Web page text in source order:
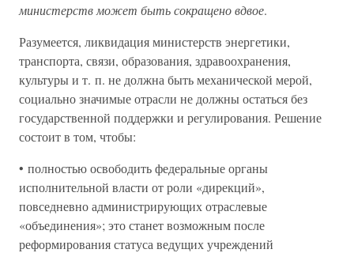
министерств может быть сокращено вдвое.
Разумеется, ликвидация министерств энергетики,
транспорта, связи, образования, здравоохранения,
культуры и т. п. не должна быть механической мерой,
социально значимые отрасли не должны остаться без
государственной поддержки и регулирования. Решение
состоит в том, чтобы:
• полностью освободить федеральные органы
исполнительной власти от роли «дирекций»,
повседневно администрирующих отраслевые
«объединения»; это станет возможным после
реформирования статуса ведущих учреждений